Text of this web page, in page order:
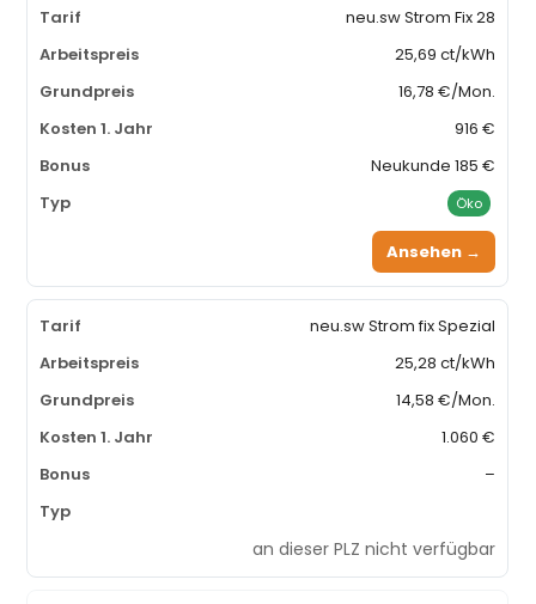
neu.sw Strom Fix 28
25,69 ct/kWh
16,78 €/Mon.
916 €
Neukunde 185 €
Öko
Ansehen →
neu.sw Strom fix Spezial
25,28 ct/kWh
14,58 €/Mon.
1.060 €
–
an dieser PLZ nicht verfügbar